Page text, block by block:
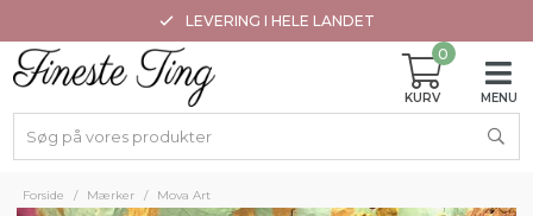
LEVERING I HELE LANDET
0
Forside / Mærker / Mova Art